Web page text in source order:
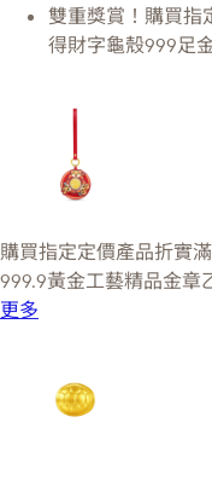
雙重獎賞！購買指
得財字龜殼999足
購買指定定價產品折實
999.9黃金工藝精品金章
更多